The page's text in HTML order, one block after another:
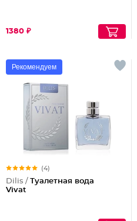
1380 ₽
Рекомендуем
(4)
Dilis / Туалетная вода
Vivat